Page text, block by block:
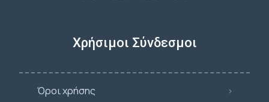
Χρήσιμοι Σύνδεσμοι
Όροι χρήσης